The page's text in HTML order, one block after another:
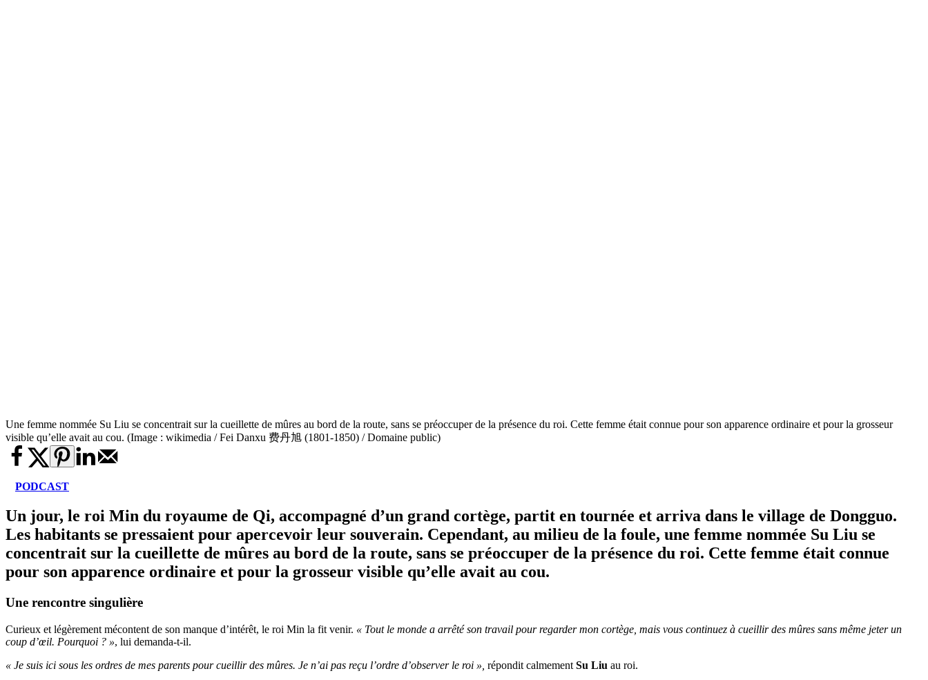
Une femme nommée Su Liu se concentrait sur la cueillette de mûres au bord de la route, sans se préoccuper de la présence du roi. Cette femme était connue pour son apparence ordinaire et pour la grosseur
visible qu’elle avait au cou. (Image : wikimedia / Fei Danxu 费丹旭 (1801-1850) / Domaine public)
PODCAST
Un jour, le roi Min du royaume de Qi, accompagné d’un grand cortège, partit en tournée et arriva dans le village de Dongguo.
Les habitants se pressaient pour apercevoir leur souverain. Cependant, au milieu de la foule, une femme nommée Su Liu se
concentrait sur la cueillette de mûres au bord de la route, sans se préoccuper de la présence du roi. Cette femme était connue
pour son apparence ordinaire et pour la grosseur visible qu’elle avait au cou.
Une rencontre singulière
Curieux et légèrement mécontent de son manque d’intérêt, le roi Min la fit venir. « Tout le monde a arrêté son travail pour regarder mon cortège, mais vous continuez à cueillir des mûres sans même jeter un
coup d’œil. Pourquoi ? », lui demanda-t-il.
« Je suis ici sous les ordres de mes parents pour cueillir des mûres. Je n’ai pas reçu l’ordre d’observer le roi », répondit calmement Su Liu au roi.